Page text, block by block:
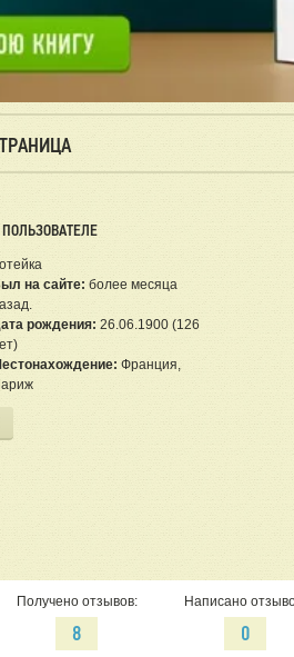
ПОЛЬЗОВАТЕЛЕ
на сайте: более месяца
рождения: 26.06.1900 (126
Франция,
Получено отзывов:
8
Написано
0